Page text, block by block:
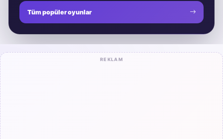
Tüm popüler oyunlar
REKLAM